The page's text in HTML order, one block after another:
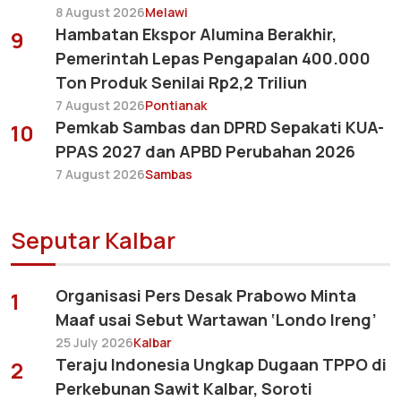
8 August 2026Melawi
9
Hambatan Ekspor Alumina Berakhir,
Pemerintah Lepas Pengapalan 400.000
Ton Produk Senilai Rp2,2 Triliun
7 August 2026Pontianak
10
Pemkab Sambas dan DPRD Sepakati KUA-
PPAS 2027 dan APBD Perubahan 2026
7 August 2026Sambas
Seputar Kalbar
1
Organisasi Pers Desak Prabowo Minta
Maaf usai Sebut Wartawan ‘Londo Ireng’
25 July 2026Kalbar
2
Teraju Indonesia Ungkap Dugaan TPPO di
Perkebunan Sawit Kalbar, Soroti